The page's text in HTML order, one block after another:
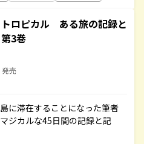
トロピカル ある旅の記録と
3巻
発売
に滞在することになった筆者
ジカルな45日間の記録と記